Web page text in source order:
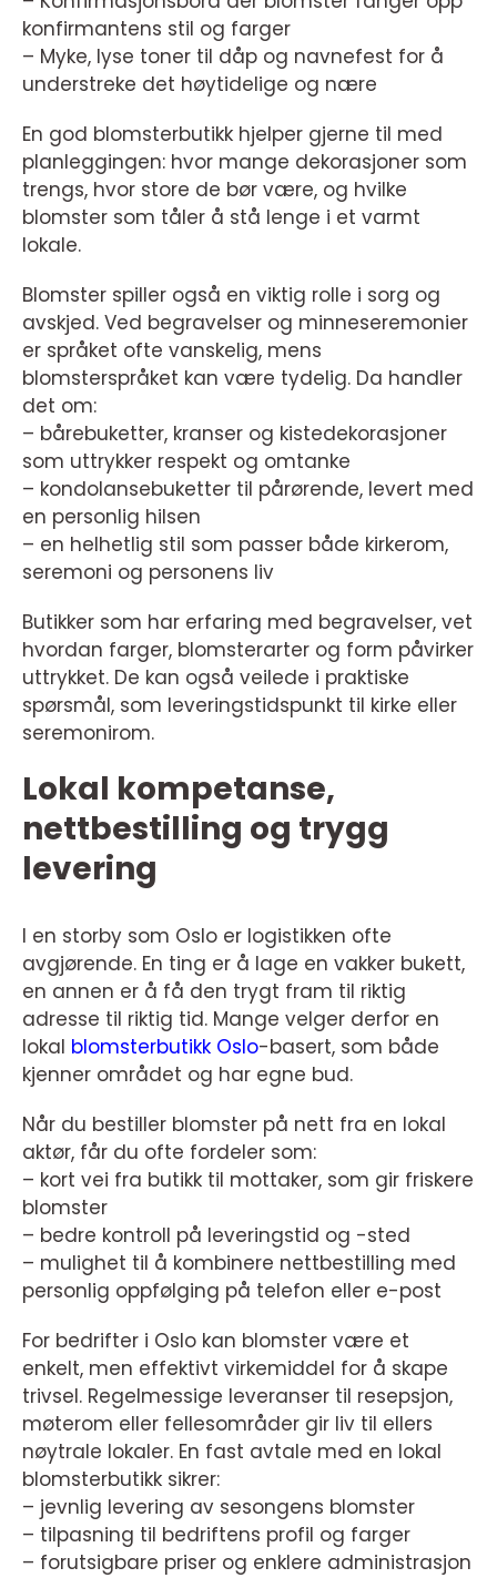
konfirmantens stil og farger
– Myke, lyse toner til dåp og navnefest for å
understreke det høytidelige og nære
En god blomsterbutikk hjelper gjerne til med
planleggingen: hvor mange dekorasjoner som
trengs, hvor store de bør være, og hvilke
blomster som tåler å stå lenge i et varmt
lokale.
Blomster spiller også en viktig rolle i sorg og
avskjed. Ved begravelser og minneseremonier
er språket ofte vanskelig, mens
blomsterspråket kan være tydelig. Da handler
det om:
– bårebuketter, kranser og kistedekorasjoner
som uttrykker respekt og omtanke
– kondolansebuketter til pårørende, levert med
en personlig hilsen
– en helhetlig stil som passer både kirkerom,
seremoni og personens liv
Butikker som har erfaring med begravelser, vet
hvordan farger, blomsterarter og form påvirker
uttrykket. De kan også veilede i praktiske
spørsmål, som leveringstidspunkt til kirke eller
seremonirom.
Lokal kompetanse,
nettbestilling og trygg
levering
I en storby som Oslo er logistikken ofte
avgjørende. En ting er å lage en vakker bukett,
en annen er å få den trygt fram til riktig
adresse til riktig tid. Mange velger derfor en
lokal blomsterbutikk Oslo-basert, som både
kjenner området og har egne bud.
Når du bestiller blomster på nett fra en lokal
aktør, får du ofte fordeler som:
– kort vei fra butikk til mottaker, som gir friskere
blomster
– bedre kontroll på leveringstid og -sted
– mulighet til å kombinere nettbestilling med
personlig oppfølging på telefon eller e-post
For bedrifter i Oslo kan blomster være et
enkelt, men effektivt virkemiddel for å skape
trivsel. Regelmessige leveranser til resepsjon,
møterom eller fellesområder gir liv til ellers
nøytrale lokaler. En fast avtale med en lokal
blomsterbutikk sikrer:
– jevnlig levering av sesongens blomster
– tilpasning til bedriftens profil og farger
– forutsigbare priser og enklere administrasjon